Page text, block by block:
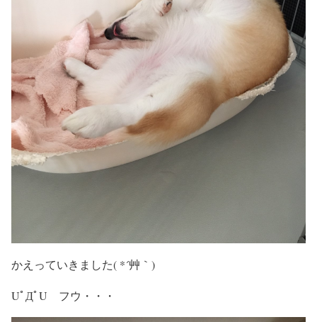
かえっていきました( *´艸｀)
UﾟДﾟU フウ・・・